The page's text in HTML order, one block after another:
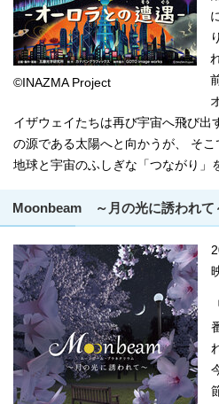
©INAZMA Project
イザウェイたちは再び宇宙へ飛び出
の源である太陽へと向かうが、 そ
地球と宇宙のふしぎな「つながり」
Moonbeam ～月の光に誘われて